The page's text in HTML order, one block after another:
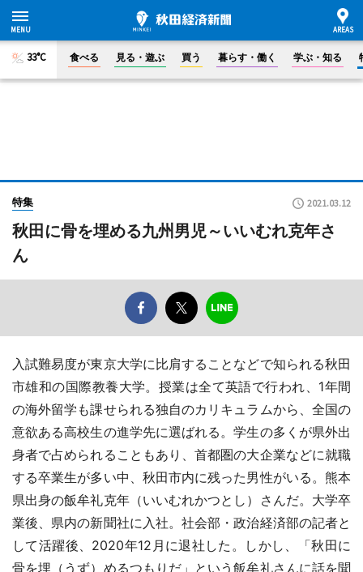
33°C 食べる 見る・遊ぶ 買う 暮らす・働く 学ぶ・知る
特集 2021.03.12
秋田に骨を埋める九州男児～いいむれ克年さ
ん
入試難易度が東京大学に比肩することなどで知られる秋田
市雄和の国際教養大学。授業は全て英語で行われ、1年間
の海外留学も課せられる独自のカリキュラムから、全国の
意欲ある高校生の進学先に選ばれる。学生の多くが県外出
身者で占められることもあり、首都圏の大企業などに就職
する卒業生が多い中、秋田市内に残った男性がいる。熊本
県出身の飯牟礼克年（いいむれかつとし）さんだ。大学卒
業後、県内の新聞社に入社。社会部・政治経済部の記者と
して活躍後、2020年12月に退社した。しかし、「秋田に
骨を埋（うず）めるつもりだ」という飯牟礼さんに話を聞